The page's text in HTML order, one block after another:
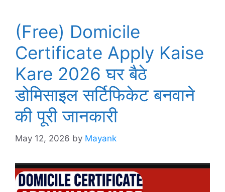
(Free) Domicile
Certificate Apply Kaise
Kare 2026 घर बैठे
डोमिसाइल सर्टिफिकेट बनवाने
की पूरी जानकारी
May 12, 2026 by Mayank